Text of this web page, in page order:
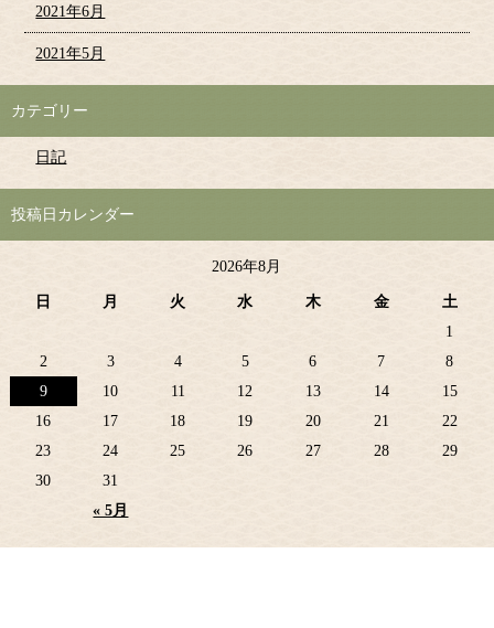
2021年6月
2021年5月
カテゴリー
日記
投稿日カレンダー
2026年8月
日 月 火 水 木 金 土
« 5月
1
2
3 4 5 6 7
8
9
10 11 12 13 14
15
16
17 18 19 20 21
22
23
24 25 26 27 28
29
30
31